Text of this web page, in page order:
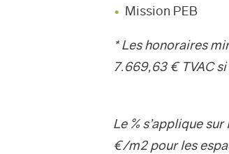
Mission PEB
* Les honoraires
7.669,63 € TVAC
Le % s’applique
€/m2 pour les